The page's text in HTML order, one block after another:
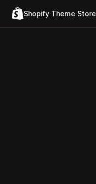
Shopify Theme Store